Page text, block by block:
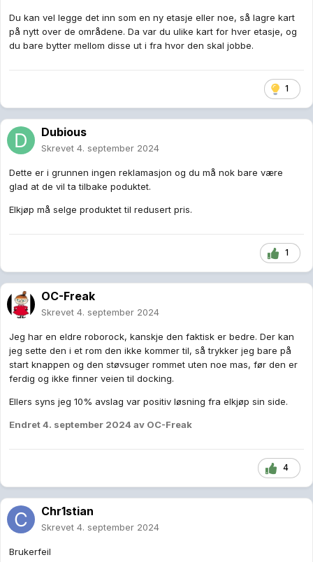
Du kan vel legge det inn som en ny etasje eller noe, så lagre kart
på nytt over de områdene. Da var du ulike kart for hver etasje, og
du bare bytter mellom disse ut i fra hvor den skal jobbe.
1
Dubious
Skrevet 4. september 2024
Dette er i grunnen ingen reklamasjon og du må nok bare være
glad at de vil ta tilbake poduktet.
Elkjøp må selge produktet til redusert pris.
1
OC-Freak
Skrevet 4. september 2024
Jeg har en eldre roborock, kanskje den faktisk er bedre. Der kan
jeg sette den i et rom den ikke kommer til, så trykker jeg bare på
start knappen og den støvsuger rommet uten noe mas, før den er
ferdig og ikke finner veien til docking.
Ellers syns jeg 10% avslag var positiv løsning fra elkjøp sin side.
Endret4. september 2024 av OC-Freak
4
Chr1stian
Skrevet 4. september 2024
Brukerfeil